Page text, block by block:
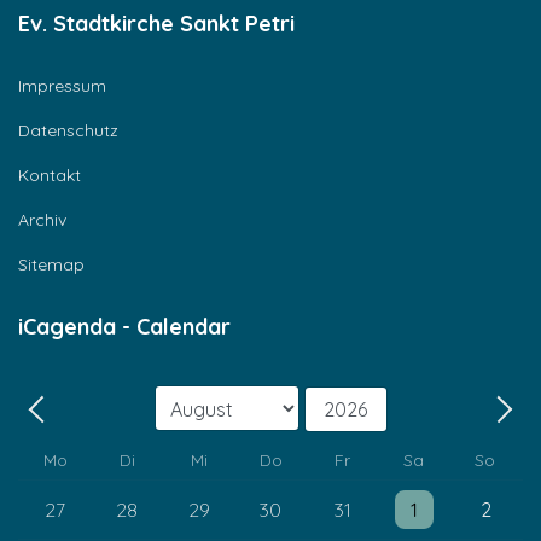
Ev. Stadtkirche Sankt Petri
Impressum
Datenschutz
Kontakt
Archiv
Sitemap
iCagenda - Calendar
Zurück - Monat
Jahr
Mo
Di Mi Do Fr Sa So
27 28 29 30 31
Einzelne Veranstaltung
1
Einzelne 2